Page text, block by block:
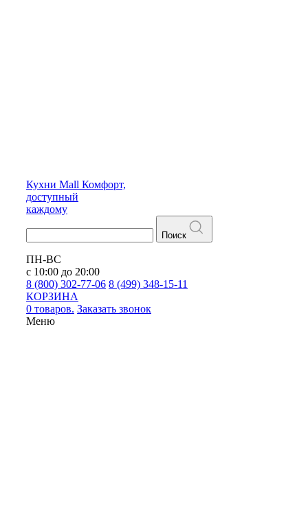
Кухни Mall Комфорт,
доступный
каждому
Поиск
ПН-ВС
с 10:00 до 20:00
8 (800) 302-77-06 8 (499) 348-15-11
КОРЗИНА
0 товаров. Заказать звонок
Меню